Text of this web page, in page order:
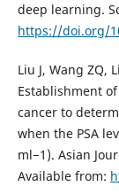
deep learning.
https://doi.org/
Liu J, Wang ZQ,
Establishment
cancer to
when the PSA
ml−1). Asian
Available from: